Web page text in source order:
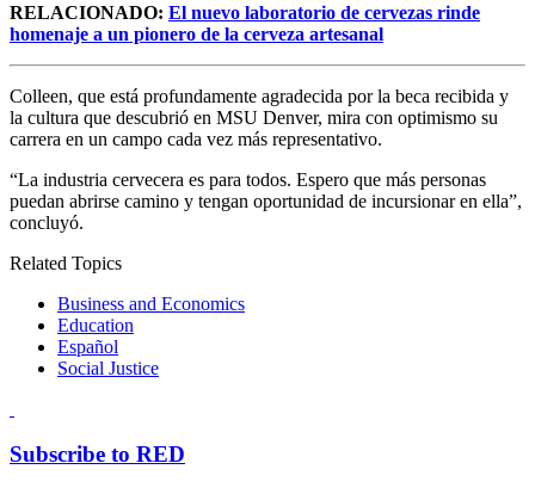
RELACIONADO: El nuevo laboratorio de cervezas rinde
homenaje a un pionero de la cerveza artesanal
Colleen, que está profundamente agradecida por la beca recibida y
la cultura que descubrió en MSU Denver, mira con optimismo su
carrera en un campo cada vez más representativo.
“La industria cervecera es para todos. Espero que más personas
puedan abrirse camino y tengan oportunidad de incursionar en ella”,
concluyó.
Related Topics
Business and Economics
Education
Español
Social Justice
Subscribe to RED